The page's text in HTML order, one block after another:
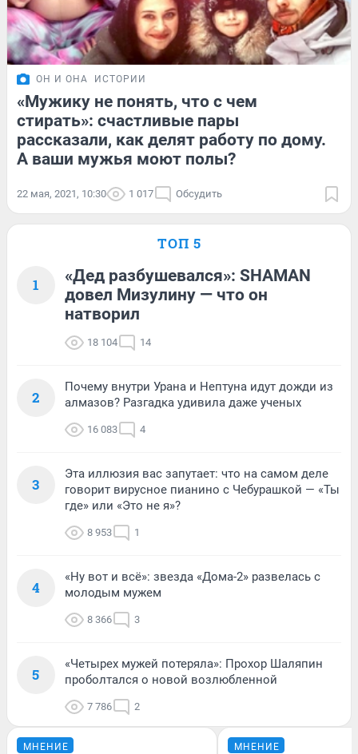
ОН И ОНА ИСТОРИИ
«Мужику не понять, что с чем
стирать»: счастливые пары
рассказали, как делят работу по дому.
А ваши мужья моют полы?
22 мая, 2021, 10:30 1 017 Обсудить
ТОП 5
1
«Дед разбушевался»: SHAMAN
довел Мизулину — что он
натворил
18 104 14
2
Почему внутри Урана и Нептуна идут дожди из
алмазов? Разгадка удивила даже ученых
16 083 4
3
Эта иллюзия вас запутает: что на самом деле
говорит вирусное пианино с Чебурашкой — «Ты
где» или «Это не я»?
8 953 1
4
«Ну вот и всё»: звезда «Дома-2» развелась с
молодым мужем
8 366 3
5
«Четырех мужей потеряла»: Прохор Шаляпин
проболтался о новой возлюбленной
7 786 2
МНЕНИЕ МНЕНИЕ